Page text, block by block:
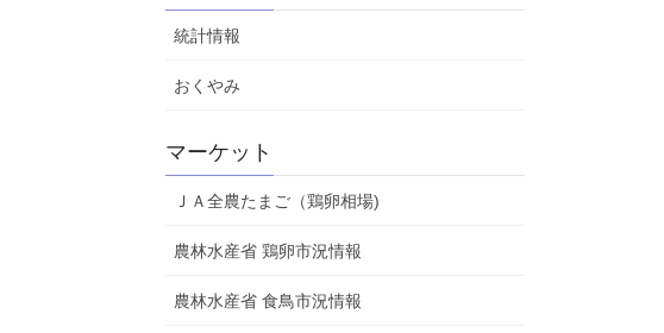
統計情報
おくやみ
マーケット
ＪＡ全農たまご（鶏卵相場)
農林水産省 鶏卵市況情報
農林水産省 食鳥市況情報